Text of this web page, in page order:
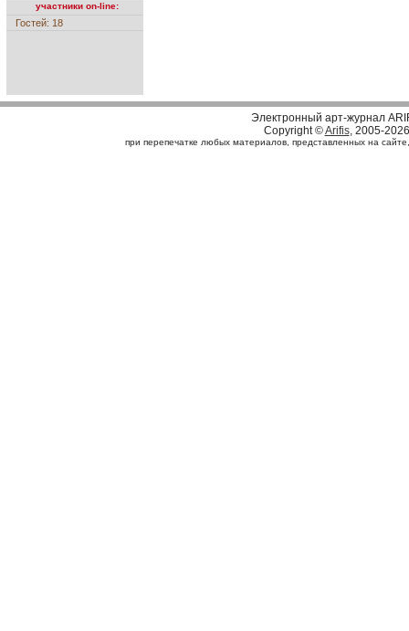
участники on-line:
Гостей: 18
Электронный арт-журнал
Copyright ©Arifis, 2005-2026
при перепечатке любых материалов, представленных на